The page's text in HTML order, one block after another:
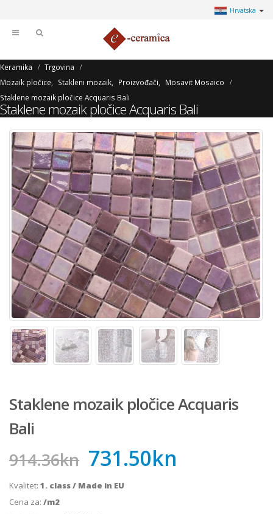
Hrvatska
Keramika
Trgovina
Mozaik pločice
Stakleni mozaik Proizvođači
Mosavit Mosaico
Staklene mozaik pločice Acquaris Bali
Staklene mozaik pločice Acquaris Bali
Staklene mozaik pločice Acquaris
Bali
914.36kn 731.50kn
Kvalitet: 1. class / Made in EU
Cena za: /m2